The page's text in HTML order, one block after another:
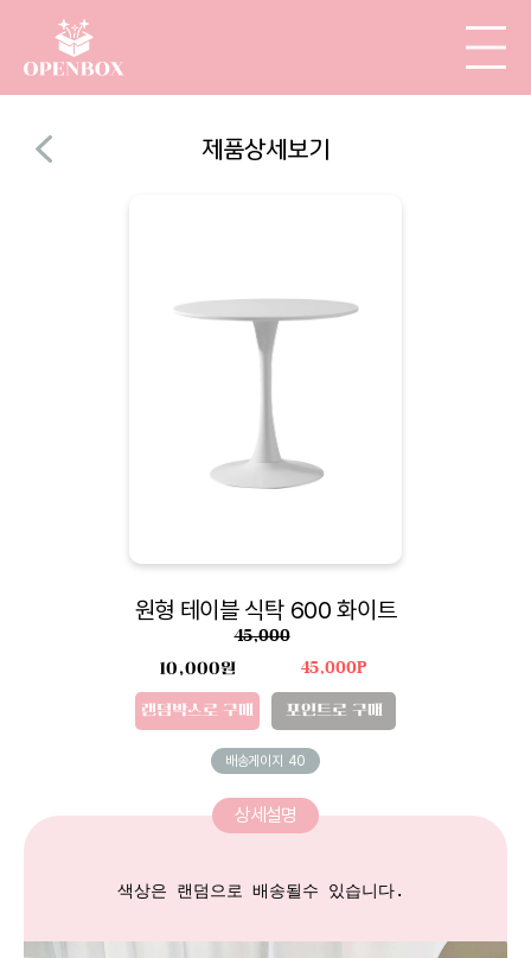
제품상세보기
원형 테이블 식탁 600 화이트
45,000
10,000원
랜덤박스로 구매
45,000P
포인트로 구매
배송게이지 40
상세설명
색상은 랜덤으로 배송될수 있습니다.